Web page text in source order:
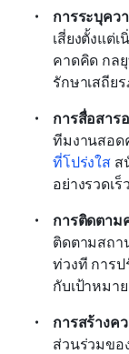
การระบุคว
เสี่ยงตั้งแต่
คาดคิด กล
รักษาเสถีย
การสื่อสาร
ทีมงานสอด
ที่โปร่งใส ส
อย่างรวดเร็ว
การติดตาม
ติดตามสถา
ท่วงที การ
กับเป้าหมา
การสร้างค
ส่วนร่วมขอ